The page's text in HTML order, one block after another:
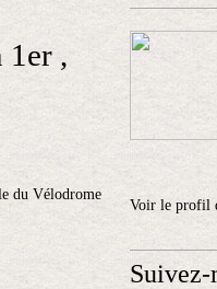
1er ,
du Vélodrome
Voir le profil
Suivez-